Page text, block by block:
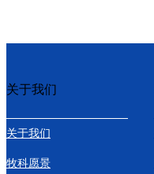
关于我们
关于我们
牧科愿景